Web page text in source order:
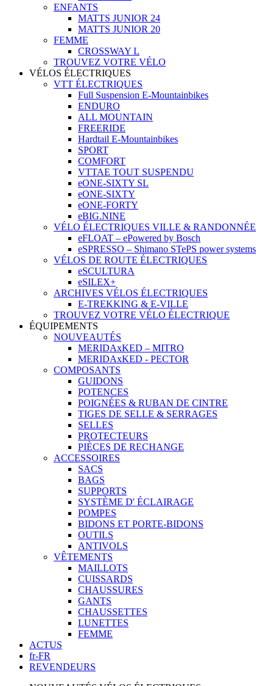
ENFANTS
MATTS JUNIOR 24
MATTS JUNIOR 20
FEMME
CROSSWAY L
TROUVEZ VOTRE VÉLO
VÉLOS ÉLECTRIQUES
VTT ÉLECTRIQUES
Full Suspension E-Mountainbikes
ENDURO
ALL MOUNTAIN
FREERIDE
Hardtail E-Mountainbikes
SPORT
COMFORT
VTTAE TOUT SUSPENDU
eONE-SIXTY SL
eONE-SIXTY
eONE-FORTY
eBIG.NINE
VÉLO ÉLECTRIQUES VILLE & RANDONNÉE
eFLOAT – ePowered by Bosch
eSPRESSO – Shimano STePS power systems
VÉLOS DE ROUTE ÉLECTRIQUES
eSCULTURA
eSILEX+
ARCHIVES VÉLOS ÉLECTRIQUES
E-TREKKING & E-VILLE
TROUVEZ VOTRE VÉLO ÉLECTRIQUE
ÉQUIPEMENTS
NOUVEAUTÉS
MERIDAxKED – MITRO
MERIDAxKED - PECTOR
COMPOSANTS
GUIDONS
POTENCES
POIGNÉES & RUBAN DE CINTRE
TIGES DE SELLE & SERRAGES
SELLES
PROTECTEURS
PIÈCES DE RECHANGE
ACCESSOIRES
SACS
BAGS
SUPPORTS
SYSTÈME D' ÉCLAIRAGE
POMPES
BIDONS ET PORTE-BIDONS
OUTILS
ANTIVOLS
VÊTEMENTS
MAILLOTS
CUISSARDS
CHAUSSURES
GANTS
CHAUSSETTES
LUNETTES
FEMME
ACTUS
fr-FR
REVENDEURS